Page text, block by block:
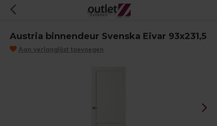
Austria binnendeur Svenska Eivar 93x231,5
Aan verlanglijst toevoegen